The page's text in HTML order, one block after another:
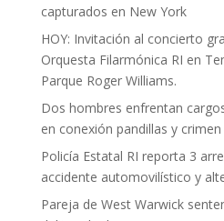
capturados en New York
HOY: Invitación al concierto
Orquesta Filarmónica RI en
Parque Roger Williams.
Dos hombres enfrentan
en conexión pandillas y
Policía Estatal RI reporta 3
accidente automovilístico y
Pareja de West Warwick